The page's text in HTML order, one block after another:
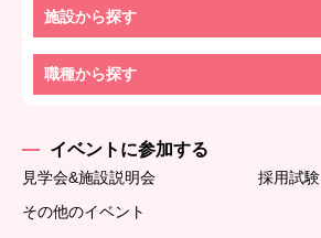
施設から探す
職種から探す
イベントに参加する
見学会&施設説明会
採用試験
その他のイベント